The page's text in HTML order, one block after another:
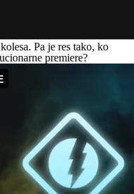
. Pa je res tako, ko
premiere?